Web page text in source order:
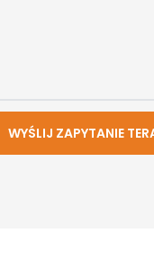
WYŚLIJ ZAPYTANIE